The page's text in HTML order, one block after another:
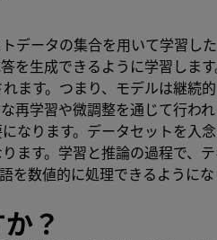
データの集合を用いて学習し
を生成できるように学習します
ます。つまり、モデルは継続
学習や微調整を通じて行われ
なります。データセットを入
ます。学習と推論の過程で、
を数値的に処理できるように
？